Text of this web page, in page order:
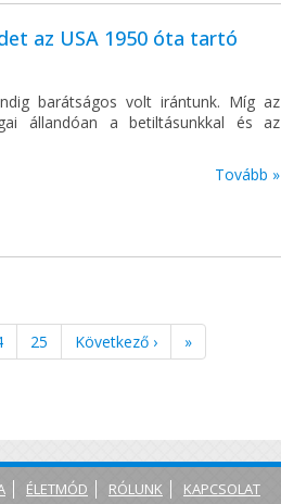
az USA 1950 óta tartó
barátságos volt irántunk. Míg az
állandóan a betiltásunkkal és az
Tovább »
25 Következő › »
ÉLETMÓD RÓLUNK KAPCSOLAT